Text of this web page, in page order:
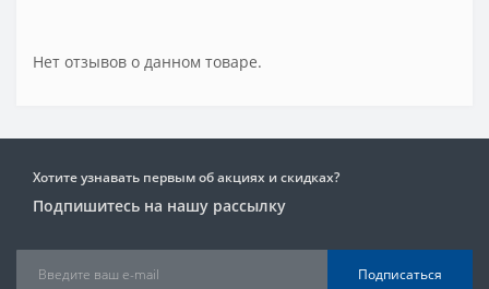
Нет отзывов о данном товаре.
Хотите узнавать первым об акциях и скидках?
Подпишитесь на нашу рассылку
Подписаться